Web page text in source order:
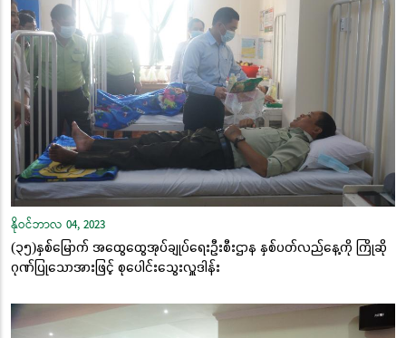
နိုဝင်ဘာလ 04, 2023
(၃၅)နှစ်မြောက် အထွေထွေအုပ်ချုပ်ရေးဦးစီးဌာန နှစ်ပတ်လည်နေ့ကို ကြိုဆို
ဂုဏ်ပြုသောအားဖြင့် စုပေါင်းသွေးလှူဒါန်း